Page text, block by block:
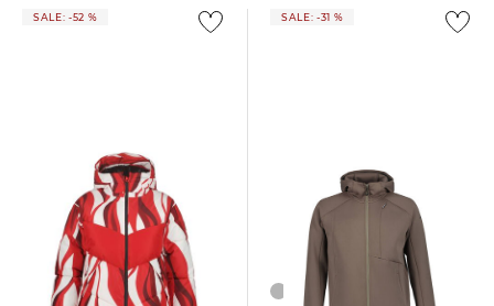
SALE: -52 % SALE: -31 %